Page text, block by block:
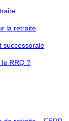
la retraite
successorale
le RRQ ?